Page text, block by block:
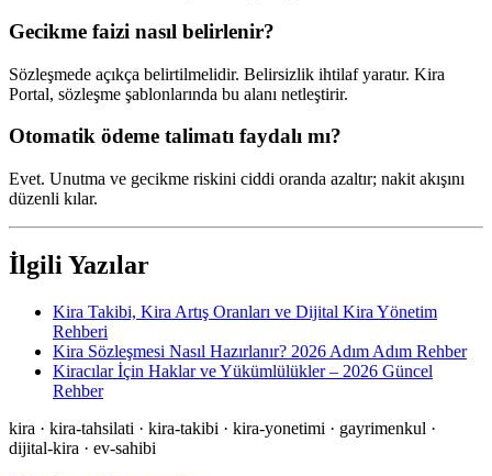
Gecikme faizi nasıl belirlenir?
Sözleşmede açıkça belirtilmelidir. Belirsizlik ihtilaf yaratır. Kira
Portal, sözleşme şablonlarında bu alanı netleştirir.
Otomatik ödeme talimatı faydalı mı?
Evet. Unutma ve gecikme riskini ciddi oranda azaltır; nakit akışını
düzenli kılar.
İlgili Yazılar
Kira Takibi, Kira Artış Oranları ve Dijital Kira Yönetim
Rehberi
Kira Sözleşmesi Nasıl Hazırlanır? 2026 Adım Adım Rehber
Kiracılar İçin Haklar ve Yükümlülükler – 2026 Güncel
Rehber
kira · kira-tahsilati · kira-takibi · kira-yonetimi · gayrimenkul ·
dijital-kira · ev-sahibi